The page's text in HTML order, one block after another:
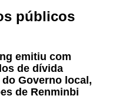
públicos
emitiu com
de dívida
Governo local,
de Renminbi